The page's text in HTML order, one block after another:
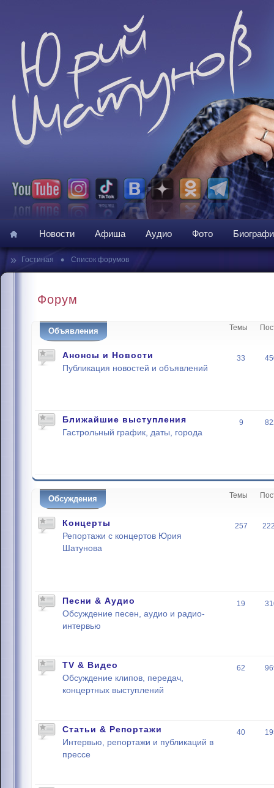
Новости Афиша Аудио Фото
» Гостиная • Список форумов
Форум
Объявления Темы
Анонсы и Новости
Публикация новостей и объявлений
33
Ближайшие выступления
Гастрольный график, даты, города
9
Обсуждения Темы
Концерты
Репортажи с концертов Юрия
Шатунова
257
Песни & Аудио
Обсуждение песен, аудио и радио-
интервью
19
TV & Видео
Обсуждение клипов, передач,
концертных выступлений
62
Статьи & Репортажи
Интервью, репортажи и публикаций в
прессе
40